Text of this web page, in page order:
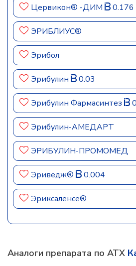
Цервикон® -ДИМ 0.176
ЭРИБЛИУС®
Эрибол
Эрибулин 0.03
Эрибулин Фармасинтез
Эрибулин-АМЕДАРТ
ЭРИБУЛИН-ПРОМОМЕД
Эриведж® 0.004
Эриксаленсе®
Аналоги препарата по АТХ